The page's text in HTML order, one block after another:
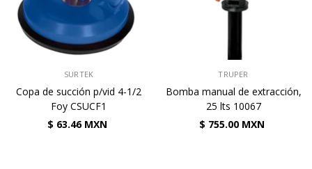
SURTEK
Copa de succión p/vid 4-1/2
Foy CSUCF1
$ 63.46 MXN
TRUPER
Bomba manual de extracción,
25 lts 10067
$ 755.00 MXN